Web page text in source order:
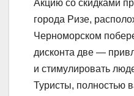
Акцию со скидками
города Ризе,
Черноморском
дисконта две —
и стимулировать
Туристы, полностью